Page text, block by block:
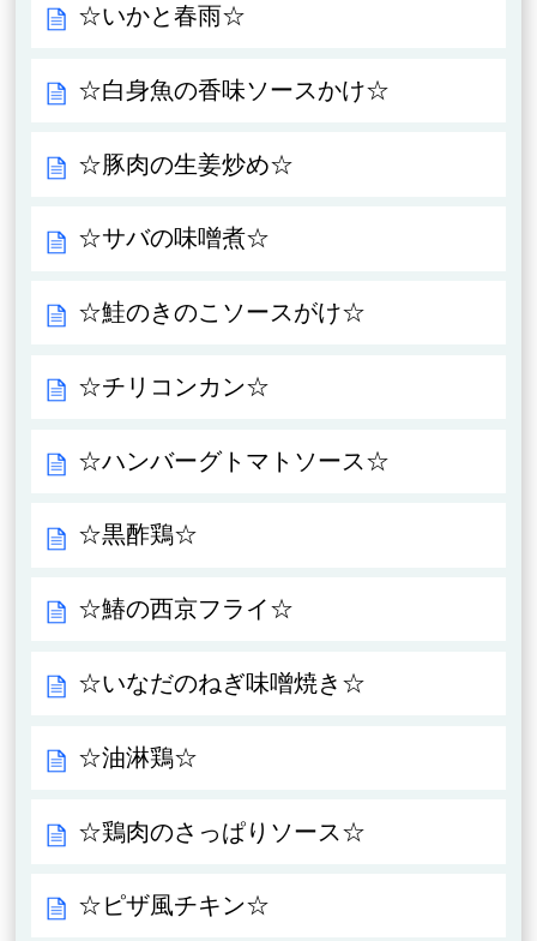
☆いかと春雨☆
☆白身魚の香味ソースかけ☆
☆豚肉の生姜炒め☆
☆サバの味噌煮☆
☆鮭のきのこソースがけ☆
☆チリコンカン☆
☆ハンバーグトマトソース☆
☆黒酢鶏☆
☆鰆の西京フライ☆
☆いなだのねぎ味噌焼き☆
☆油淋鶏☆
☆鶏肉のさっぱりソース☆
☆ピザ風チキン☆